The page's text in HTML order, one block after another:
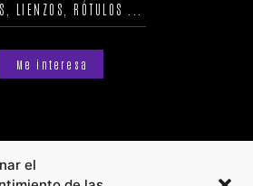
el
LIENZOS, RÓTULOS ...
Me interesa